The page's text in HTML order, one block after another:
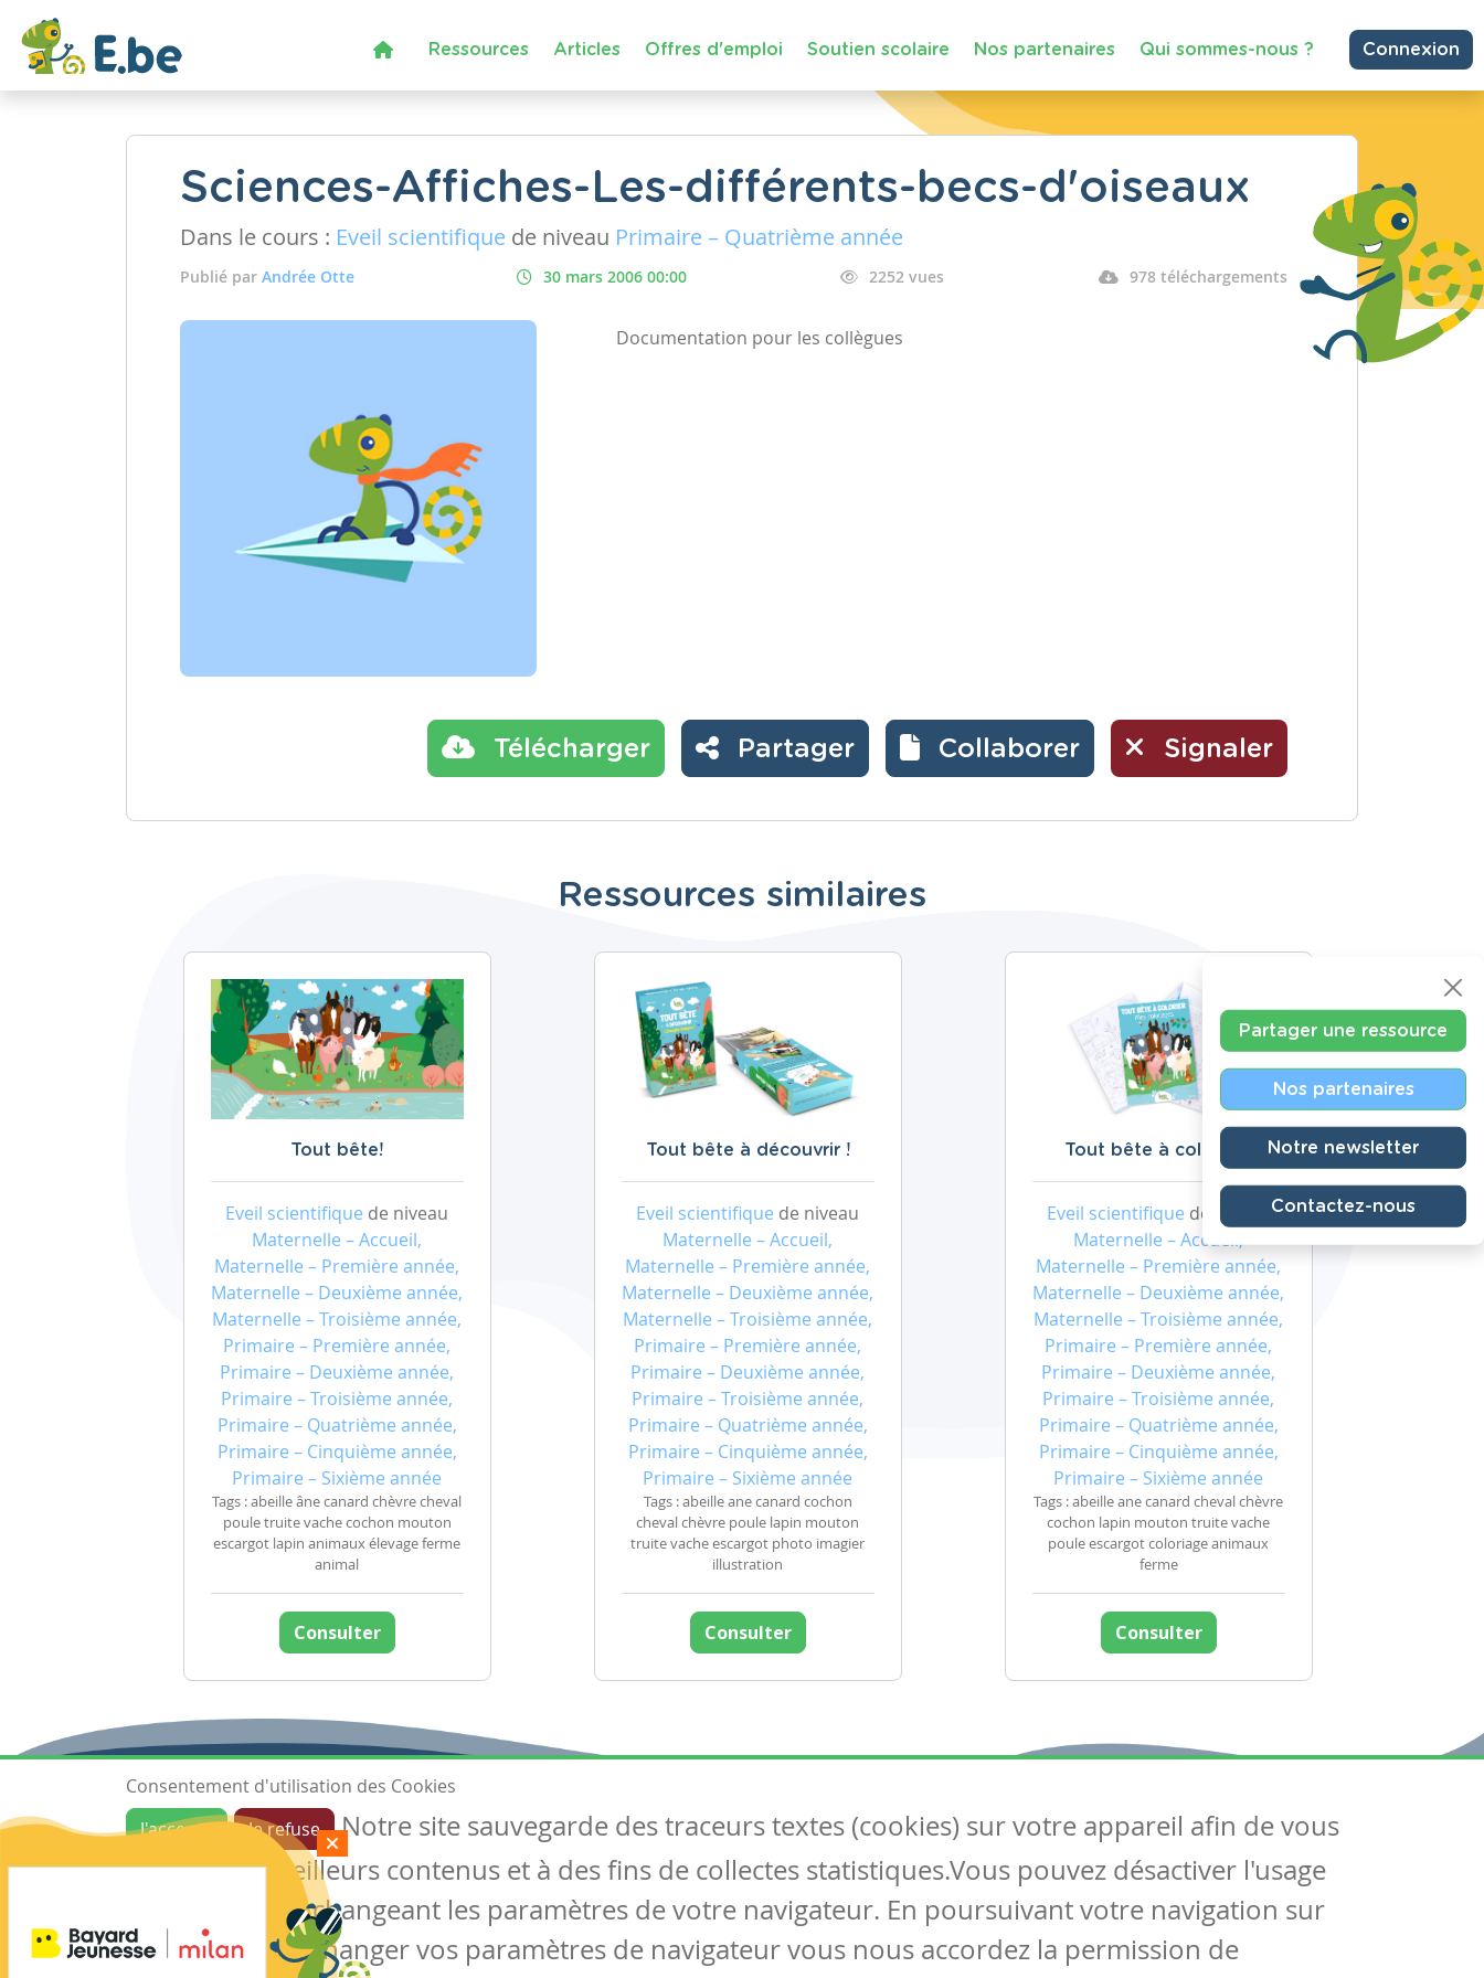
Ressources Articles Offres d'emploi Soutien scolaire Nos partenaires Qui sommes-nous ? Connexion
Sciences-Affiches-Les-différents-becs-d'oiseaux
Dans le cours : Eveil scientifique de niveau Primaire – Quatrième année
Publié par Andrée Otte 30 mars 2006 00:00 2252 vues 978 téléchargements
Documentation pour les collègues
Télécharger Partager Collaborer Signaler
Ressources similaires
Tout bête!
Eveil scientifique de niveau
Maternelle – Accueil,
Maternelle – Première année,
Maternelle – Deuxième année,
Maternelle – Troisième année,
Primaire – Première année,
Primaire – Deuxième année,
Primaire – Troisième année,
Primaire – Quatrième année,
Primaire – Cinquième année,
Primaire – Sixième année
Tags : abeille âne canard chèvre cheval
poule truite vache cochon mouton
escargot lapin animaux élevage ferme
animal
Consulter
Tout bête à découvrir !
Eveil scientifique de niveau
Maternelle – Accueil,
Maternelle – Première année,
Maternelle – Deuxième année,
Maternelle – Troisième année,
Primaire – Première année,
Primaire – Deuxième année,
Primaire – Troisième année,
Primaire – Quatrième année,
Primaire – Cinquième année,
Primaire – Sixième année
Tags : abeille ane canard cochon
cheval chèvre poule lapin mouton
truite vache escargot photo imagier
illustration
Consulter
Tout bête à colorier !
Eveil scientifique de niveau
Maternelle – Accueil,
Maternelle – Première année,
Maternelle – Deuxième année,
Maternelle – Troisième année,
Primaire – Première année,
Primaire – Deuxième année,
Primaire – Troisième année,
Primaire – Quatrième année,
Primaire – Cinquième année,
Primaire – Sixième année
Tags : abeille ane canard cheval chèvre
cochon lapin mouton truite vache
poule escargot coloriage animaux
ferme
Consulter
Partager une ressource
Nos partenaires
Notre newsletter
Contactez-nous
Ressources
Les ressources
Créer une ressource
Mes ressources
Articles
Tous les articles
Articles DYS
Circulaires
Suivez-nous
Contactez-nous
Soutien scolaire
Consentement d'utilisation des Cookies
J'accepte
Je refuse
Notre site sauvegarde des traceurs textes (cookies) sur votre appareil afin de vous
garantir de meilleurs contenus et à des fins de collectes statistiques.Vous pouvez désactiver l'usage
des cookies en changeant les paramètres de votre navigateur. En poursuivant votre navigation sur
notre site sans changer vos paramètres de navigateur vous nous accordez la permission de